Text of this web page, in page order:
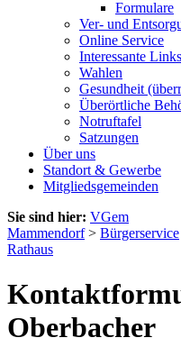
Formulare
Ver- und
Online Service
Interessante Links
Wahlen
Gesundheit
Überörtliche
Notruftafel
Satzungen
Über uns
Standort & Gewerbe
Mitgliedsgemeinden
Sie sind hier: VGem
Mammendorf> Bürgerservice
Rathaus
Oberbacher